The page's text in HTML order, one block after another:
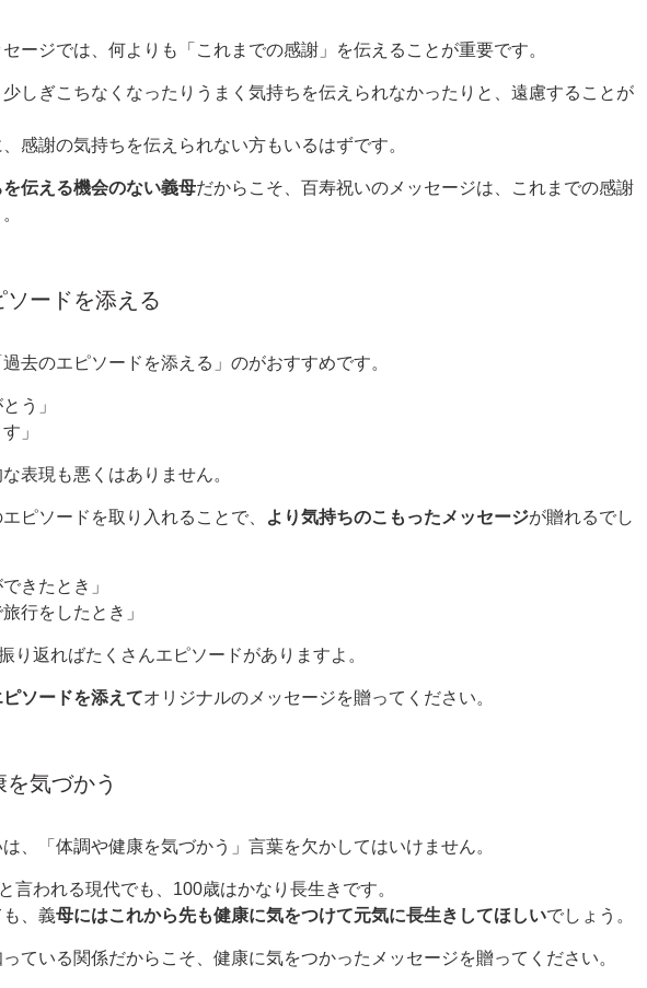
ージでは、何よりも「これまでの感謝」を伝えることが重要です。
しぎこちなくなったりうまく気持ちを伝えられなかったりと、遠慮することが
感謝の気持ちを伝えられない方もいるはずです。
伝える機会のない義母だからこそ、百寿祝いのメッセージは、これまでの感謝
ソードを添える
去のエピソードを添える」のがおすすめです。
う」
」
表現も悪くはありません。
ピソードを取り入れることで、 より気持ちのこもったメッセージが贈れるでし
きたとき」
行をしたとき」
り返ればたくさんエピソードがありますよ。
ソードを添えてオリジナルのメッセージを贈ってください。
気づかう
、「体調や健康を気づかう」言葉を欠かしてはいけません。
言われる現代でも、100歳はかなり長生きです。
、義母にはこれから先も健康に気をつけて元気に長生きしてほしいでしょう。
ている関係だからこそ、健康に気をつかったメッセージを贈ってください。